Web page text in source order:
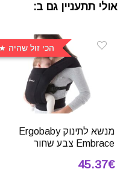
אולי תתעניין גם ב:
הכי זול שהיה
מנשא לתינוק Ergobaby
Embrace צבע שחור
45.37€